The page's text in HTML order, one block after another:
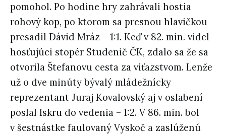
pomohol. Po hodine hry zahrávali hostia
rohový kop, po ktorom sa presnou hlavičkou
presadil Dávid Mráz – 1:1. Keď v 82. min. videl
hosťujúci stopér Studenič ČK, zdalo sa že sa
otvorila Štefanovu cesta za víťazstvom. Lenže
už o dve minúty bývalý mládežnícky
reprezentant Juraj Kovalovský aj v oslabení
poslal Iskru do vedenia – 1:2. V 86. min. bol
v šestnástke faulovaný Vyskoč a zaslúženú